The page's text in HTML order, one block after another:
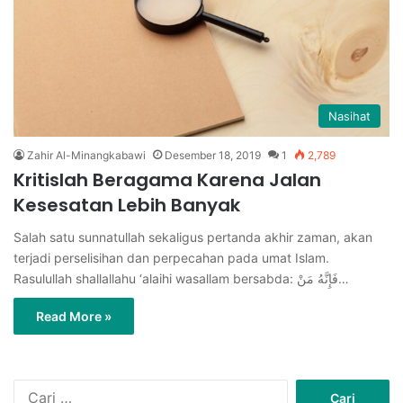
Nasihat
Zahir Al-Minangkabawi Desember 18, 2019 1 2,789
Kritislah Beragama Karena Jalan
Kesesatan Lebih Banyak
Salah satu sunnatullah sekaligus pertanda akhir zaman, akan
terjadi perselisihan dan perpecahan pada umat Islam.
Rasulullah shallallahu ‘alaihi wasallam bersabda: فَإِنَّهُ مَنْ…
Read More »